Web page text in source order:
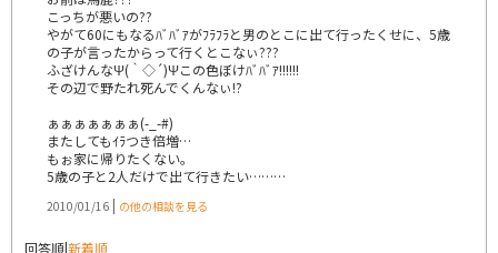
こっちが悪いの??
やがて60にもなるﾊﾞﾊﾞｱがﾌﾗﾌﾗと男のとこに出て行ったくせに、5歳
の子が言ったからって行くとこなぃ???
ふざけんなΨ(｀◇´)Ψこの色ぼけﾊﾞﾊﾞｱ!!!!!!
その辺で野たれ死んでくんなぃ!?
ぁぁぁぁぁぁぁ(-_-#)
またしてもｲﾗつき倍増…
もぉ家に帰りたくない。
5歳の子と2人だけで出て行きたい………
2010/01/16 | の他の相談を見る
回答順|新着順